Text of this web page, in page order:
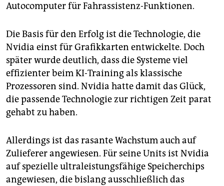
Autocomputer für Fahrassistenz-Funktionen.
Die Basis für den Erfolg ist die Technologie, die
Nvidia einst für Grafikkarten entwickelte. Doch
später wurde deutlich, dass die Systeme viel
effizienter beim KI-Training als klassische
Prozessoren sind. Nvidia hatte damit das Glück,
die passende Technologie zur richtigen Zeit parat
gehabt zu haben.
Allerdings ist das rasante Wachstum auch auf
Zulieferer angewiesen. Für seine Units ist Nvidia
auf spezielle ultraleistungsfähige Speicherchips
angewiesen, die bislang ausschließlich das